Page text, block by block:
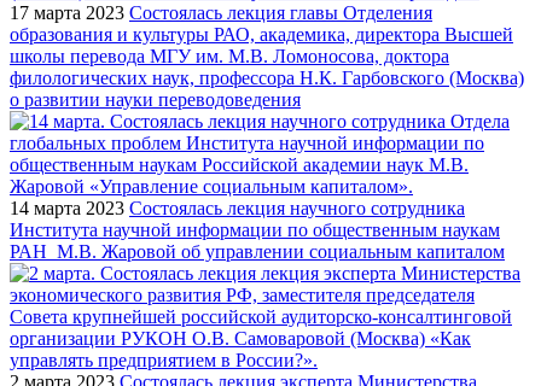
17 марта 2023 Состоялась лекция главы Отделения
образования и культуры РАО, академика, директора Высшей
школы перевода МГУ им. М.В. Ломоносова, доктора
филологических наук, профессора Н.К. Гарбовского (Москва)
о развитии науки переводоведения
14 марта 2023 Состоялась лекция научного сотрудника
Института научной информации по общественным наукам
РАН М.В. Жаровой об управлении социальным капиталом
2 марта 2023 Состоялась лекция эксперта Министерства